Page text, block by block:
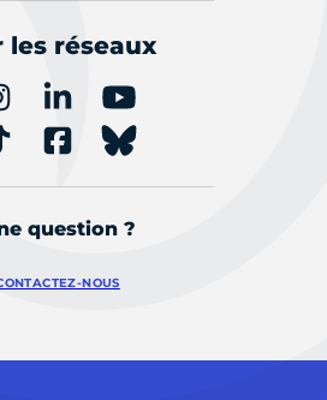
les réseaux
question ?
NOUS